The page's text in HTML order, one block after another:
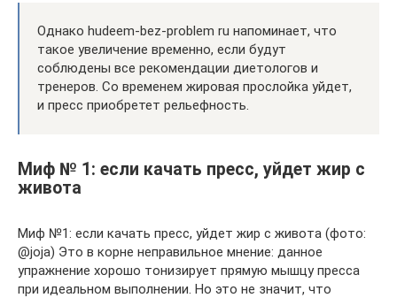
Однако hudeem-bez-problem ru напоминает, что
такое увеличение временно, если будут
соблюдены все рекомендации диетологов и
тренеров. Со временем жировая прослойка уйдет,
и пресс приобретет рельефность.
Миф № 1: если качать пресс, уйдет жир с
живота
Миф №1: если качать пресс, уйдет жир с живота (фото:
@joja) Это в корне неправильное мнение: данное
упражнение хорошо тонизирует прямую мышцу пресса
при идеальном выполнении. Но это не значит, что